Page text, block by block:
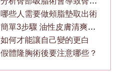
哪些人需要做頰脂墊取出術
簡單3步驟 油性皮膚清爽通透
如何才能讓自己變的更白
假體隆胸術後要注意哪些？